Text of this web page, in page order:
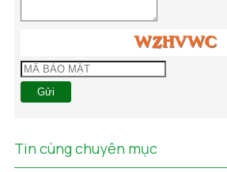
Gửi
Tin cùng chuyên mục